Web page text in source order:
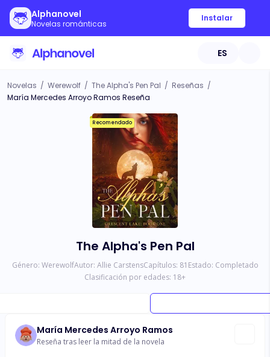
Alphanovel
Novelas románticas
Instalar
ES
Novelas / Werewolf / The Alpha's Pen Pal / Reseñas /
María Mercedes Arroyo Ramos Reseña
Recomendado
The Alpha's Pen Pal
Género: WerewolfAutor: Allie CarstensCapítulos: 81 Estado: Completado
Clasificación por edades: 18+
María Mercedes Arroyo Ramos
Reseña tras leer la mitad de la novela